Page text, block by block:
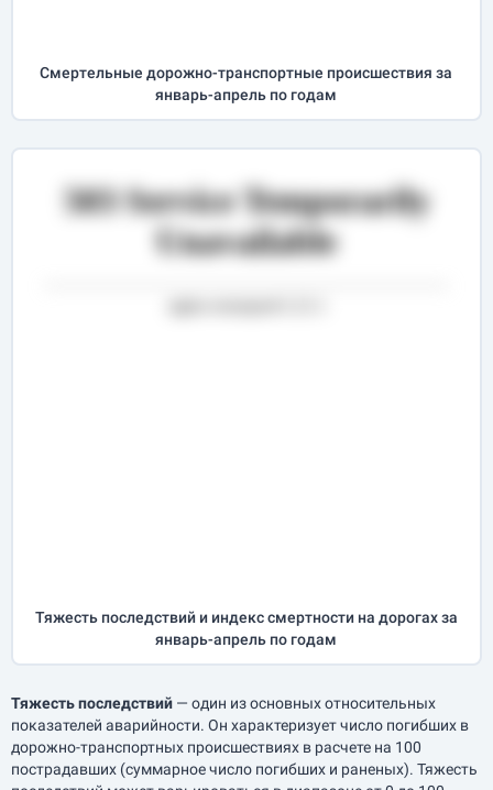
Cмертельные дорожно-транспортные происшествия за
январь-апрель по годам
Тяжесть последствий и индекс смертности на дорогах за
январь-апрель по годам
Тяжесть последствий — один из основных относительных
показателей аварийности. Он характеризует число погибших в
дорожно-транспортных происшествиях в расчете на 100
пострадавших (суммарное число погибших и раненых). Тяжесть